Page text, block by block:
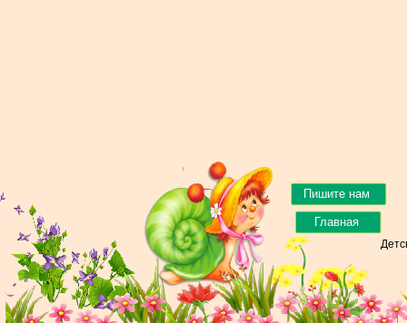
Пишите нам
Главная